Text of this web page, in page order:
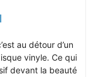
au détour d’un
vinyle. Ce qui
devant la beauté